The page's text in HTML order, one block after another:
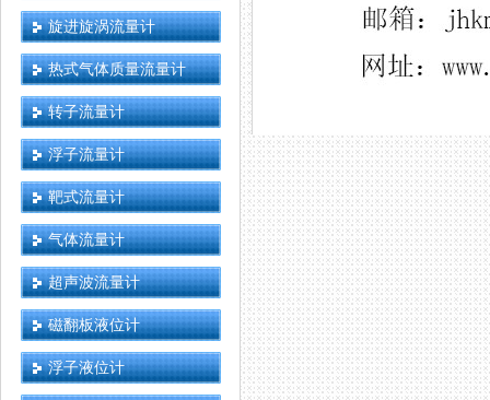
旋进旋涡流量计
热式气体质量流量计
转子流量计
浮子流量计
靶式流量计
气体流量计
超声波流量计
磁翻板液位计
浮子液位计